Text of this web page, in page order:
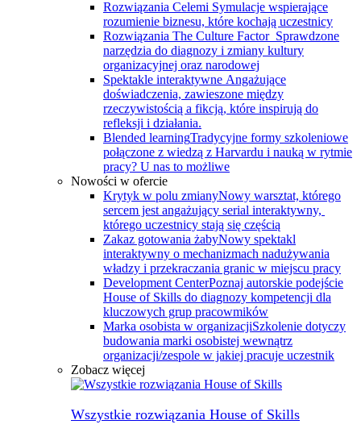
Rozwiązania Celemi Symulacje wspierające
rozumienie biznesu, które kochają uczestnicy
Rozwiązania The Culture Factor Sprawdzone
narzędzia do diagnozy i zmiany kultury
organizacyjnej oraz narodowej
Spektakle interaktywne Angażujące
doświadczenia, zawieszone między
rzeczywistością a fikcją, które inspirują do
refleksji i działania.
Blended learningTradycyjne formy szkoleniowe
połączone z wiedzą z Harvardu i nauką w rytmie
pracy? U nas to możliwe
Nowości w ofercie
Krytyk w polu zmianyNowy warsztat, którego
sercem jest angażujący serial interaktywny, ​
którego uczestnicy stają się częścią
Zakaz gotowania żabyNowy spektakl
interaktywny o mechanizmach nadużywania
władzy i przekraczania granic w miejscu pracy
Development CenterPoznaj autorskie podejście
House of Skills do diagnozy kompetencji dla
kluczowych grup pracowmików
Marka osobista w organizacjiSzkolenie dotyczy
budowania marki osobistej wewnątrz
organizacji/zespole w jakiej pracuje uczestnik
Zobacz więcej
Wszystkie rozwiązania House of Skills